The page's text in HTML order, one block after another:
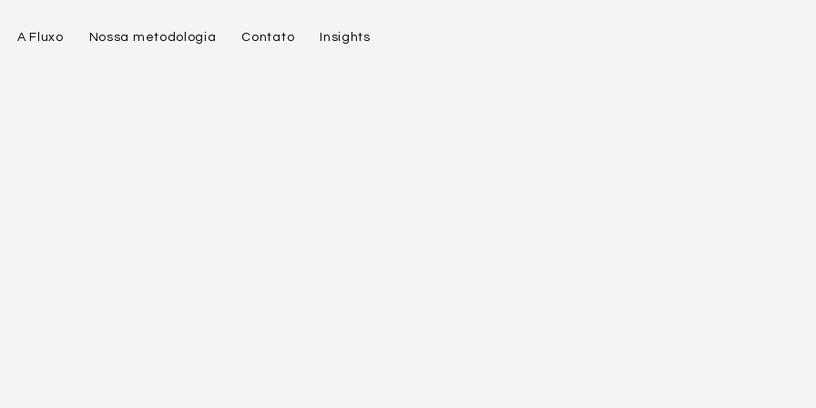
A Fluxo Nossa metodologia Contato Insights